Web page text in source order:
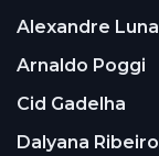
Alexandre Luna
Arnaldo Poggi
Cid Gadelha
Dalyana Ribeiro